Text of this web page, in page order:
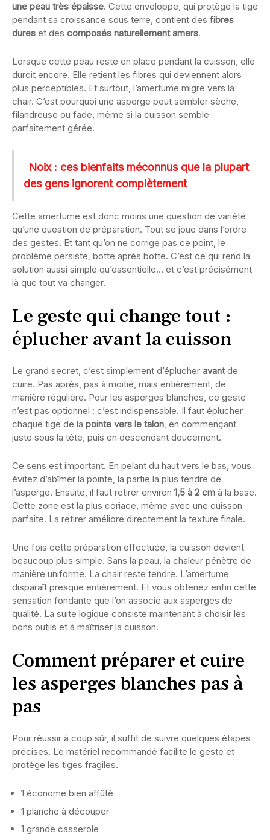
une peau très épaisse. Cette enveloppe, qui protège la tige
pendant sa croissance sous terre, contient des fibres
dures et des composés naturellement amers.
Lorsque cette peau reste en place pendant la cuisson, elle
durcit encore. Elle retient les fibres qui deviennent alors
plus perceptibles. Et surtout, l’amertume migre vers la
chair. C’est pourquoi une asperge peut sembler sèche,
filandreuse ou fade, même si la cuisson semble
parfaitement gérée.
Noix : ces bienfaits méconnus que la plupart
des gens ignorent complètement
Cette amertume est donc moins une question de variété
qu’une question de préparation. Tout se joue dans l’ordre
des gestes. Et tant qu’on ne corrige pas ce point, le
problème persiste, botte après botte. C’est ce qui rend la
solution aussi simple qu’essentielle… et c’est précisément
là que tout va changer.
Le geste qui change tout :
éplucher avant la cuisson
Le grand secret, c’est simplement d’éplucher avantde
cuire. Pas après, pas à moitié, mais entièrement, de
manière régulière. Pour les asperges blanches, ce geste
n’est pas optionnel : c’est indispensable. Il faut éplucher
chaque tige de la pointe vers le talon, en commençant
juste sous la tête, puis en descendant doucement.
Ce sens est important. En pelant du haut vers le bas, vous
évitez d’abîmer la pointe, la partie la plus tendre de
l’asperge. Ensuite, il faut retirer environ 1,5 à 2 cm à la base.
Cette zone est la plus coriace, même avec une cuisson
parfaite. La retirer améliore directement la texture finale.
Une fois cette préparation effectuée, la cuisson devient
beaucoup plus simple. Sans la peau, la chaleur pénètre de
manière uniforme. La chair reste tendre. L’amertume
disparaît presque entièrement. Et vous obtenez enfin cette
sensation fondante que l’on associe aux asperges de
qualité. La suite logique consiste maintenant à choisir les
bons outils et à maîtriser la cuisson.
Comment préparer et cuire
les asperges blanches pas à
pas
Pour réussir à coup sûr, il suffit de suivre quelques étapes
précises. Le matériel recommandé facilite le geste et
protège les tiges fragiles.
1 économe bien affûté
1 planche à découper
1 grande casserole